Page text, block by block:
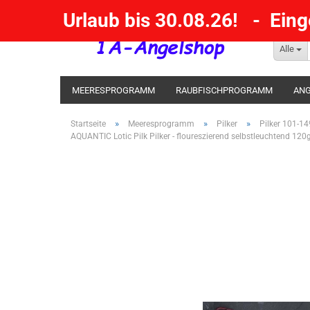
Alle
Urlaub bis 30.08.26! -
MEERESPROGRAMM RAUBFISCHPROGRAMM
KESCHER / SENKE / GAFF POSEN SBIRULINOS
Startseite » Meeresprogramm » Pilker » Pilker 101-
AQUANTIC Lotic Pilk Pilker - floureszierend selbstleuchtend